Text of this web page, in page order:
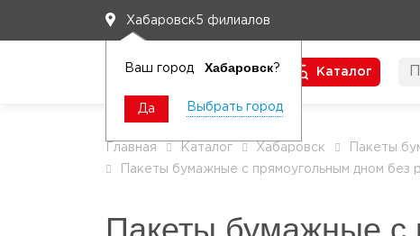
Хабаровск5 филиалов
Ваш город Хабаровск?
Да Выбрать город
Каталог
Главная Каталог Хабаровск Пакеты
Пакеты бумажные с прямоугольным дном без